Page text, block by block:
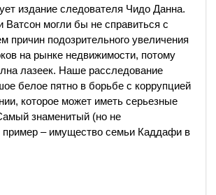
издание следователя Чидо Данна.
могли бы не справиться с
причин подозрительного увеличения
на рынке недвижимости, потому
лазеек. Наше расследование
белое пятно в борьбе с коррупцией
которое может иметь серьезные
знаменитый (но не
пример – имущество семьи Каддафи в